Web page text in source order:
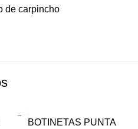
de carpincho
BOTINETAS PUNTA